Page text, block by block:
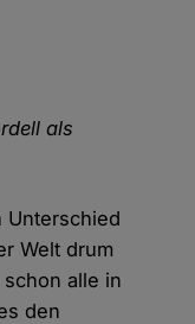
als
Unterschied
Welt drum
alle in
den